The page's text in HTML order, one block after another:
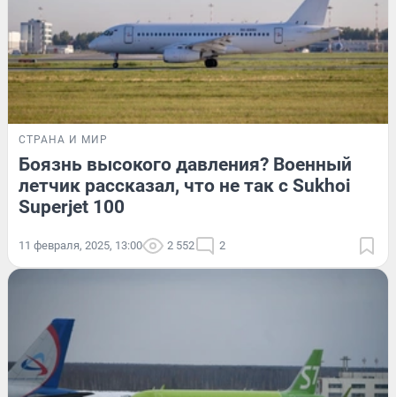
СТРАНА И МИР
Боязнь высокого давления? Военный
летчик рассказал, что не так с Sukhoi
Superjet 100
11 февраля, 2025, 13:00 2 552 2